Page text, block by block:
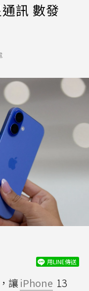
訊 數發
用LINE傳送
讓 iPhone 13